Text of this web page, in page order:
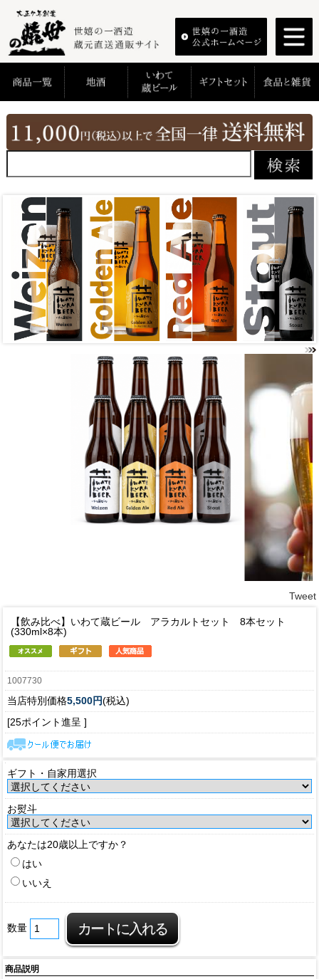
Tweet
【飲み比べ】いわて蔵ビール アラカルトセット 8本セット
(330ml×8本)
1007730
当店特別価格5,500円(税込)
[25ポイント進呈 ]
ギフト・自家用選択
お熨斗
あなたは20歳以上ですか？
はい
いいえ
数量
商品説明